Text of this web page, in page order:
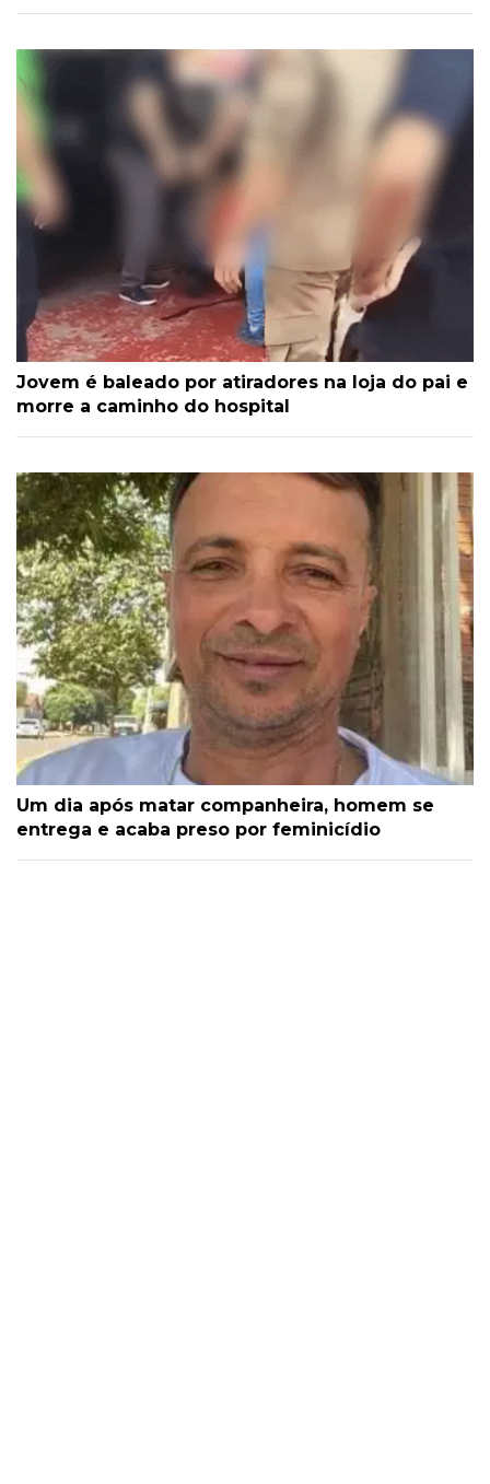
Jovem é baleado por atiradores na loja do pai e
morre a caminho do hospital
Um dia após matar companheira, homem se
entrega e acaba preso por feminicídio